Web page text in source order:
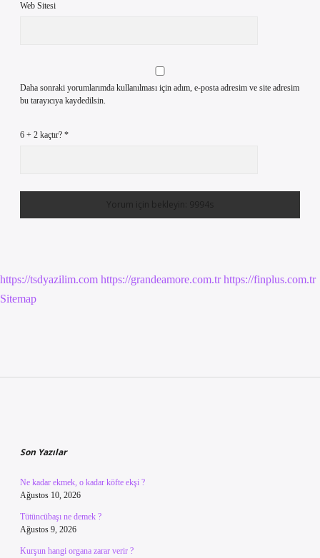
Web Sitesi
Daha sonraki yorumlarımda kullanılması için adım, e-posta adresim ve site adresim
bu tarayıcıya kaydedilsin.
6 + 2 kaçtır? *
https://tsdyazilim.com https://grandeamore.com.tr https://finplus.com.tr
Sitemap
Son Yazılar
Ne kadar ekmek, o kadar köfte ekşi ?
Ağustos 10, 2026
Tütüncübaşı ne demek ?
Ağustos 9, 2026
Kurşun hangi organa zarar verir ?